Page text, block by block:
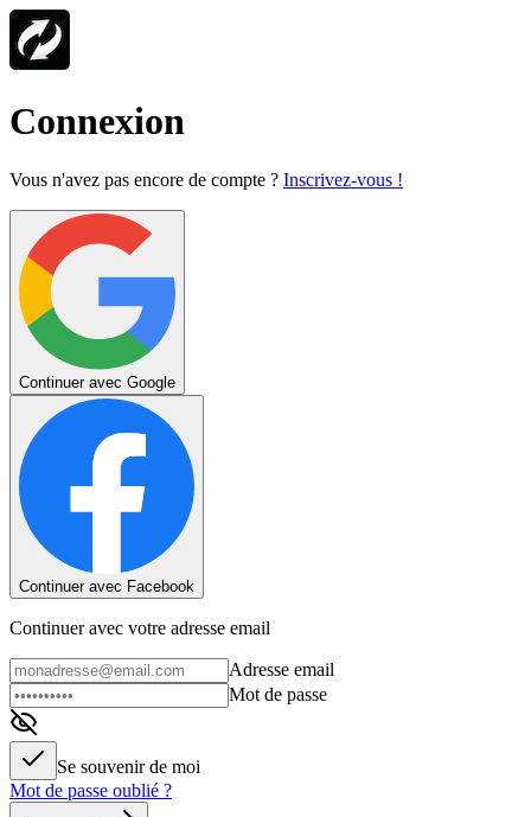
Connexion
Vous n'avez pas encore de compte ? Inscrivez-vous !
Continuer avec Google
Continuer avec Facebook
Continuer avec votre adresse email
Adresse email
Mot de passe
Se souvenir de moi
Mot de passe oublié ?